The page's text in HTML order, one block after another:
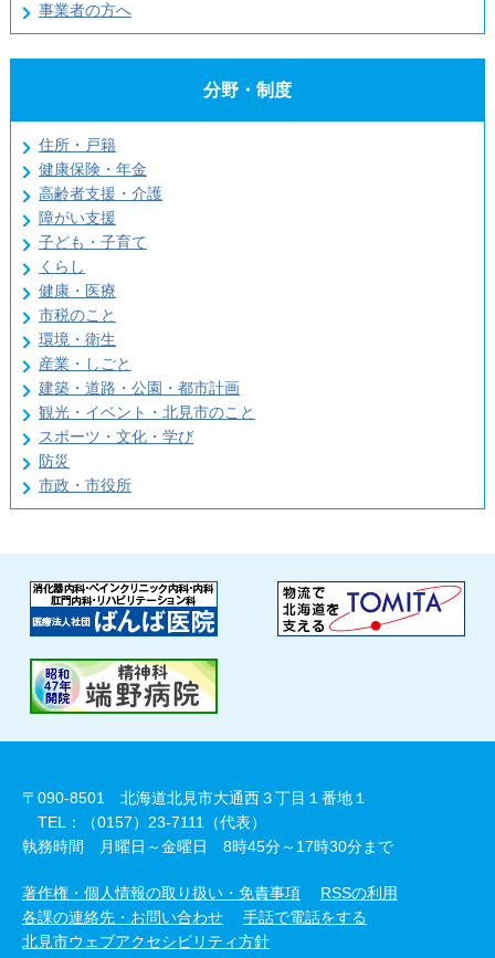
事業者の方へ
分野・制度
住所・戸籍
健康保険・年金
高齢者支援・介護
障がい支援
子ども・子育て
くらし
健康・医療
市税のこと
環境・衛生
産業・しごと
建築・道路・公園・都市計画
観光・イベント・北見市のこと
スポーツ・文化・学び
防災
市政・市役所
〒090-8501 北海道北見市大通西３丁目１番地１
TEL：（0157）23-7111（代表）
執務時間 月曜日～金曜日 8時45分～17時30分まで
著作権・個人情報の取り扱い・免責事項
RSSの利用
各課の連絡先・お問い合わせ
手話で電話をする
北見市ウェブアクセシビリティ方針